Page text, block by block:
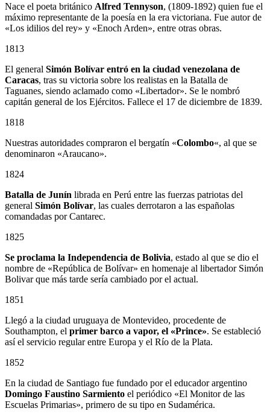
Nace el poeta británico Alfred Tennyson, (1809-1892) quien fue el
máximo representante de la poesía en la era victoriana. Fue autor de
«Los idilios del rey» y «Enoch Arden», entre otras obras.
1813
El general Simón Bolívar entró en la ciudad venezolana de
Caracas, tras su victoria sobre los realistas en la Batalla de
Taguanes, siendo aclamado como «Libertador». Se le nombró
capitán general de los Ejércitos. Fallece el 17 de diciembre de 1839.
1818
Nuestras autoridades compraron el bergatín «Colombo«, al que se
denominaron «Araucano».
1824
Batalla de Junín librada en Perú entre las fuerzas patriotas del
general Simón Bolívar, las cuales derrotaron a las españolas
comandadas por Cantarec.
1825
Se proclama la Independencia de Bolivia, estado al que se dio el
nombre de «República de Bolívar» en homenaje al libertador Simón
Bolivar que más tarde sería cambiado por el actual.
1851
Llegó a la ciudad uruguaya de Montevideo, procedente de
Southampton, el primer barco a vapor, el «Prince». Se estableció
así el servicio regular entre Europa y el Río de la Plata.
1852
En la ciudad de Santiago fue fundado por el educador argentino
Domingo Faustino Sarmiento el periódico «El Monitor de las
Escuelas Primarias», primero de su tipo en Sudamérica.